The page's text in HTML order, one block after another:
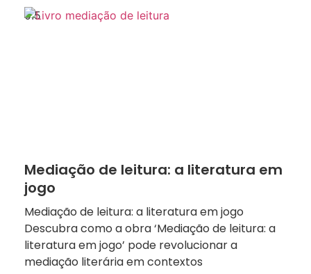
Mediação de leitura: a literatura em
jogo
Mediação de leitura: a literatura em jogo
Descubra como a obra ‘Mediação de leitura: a
literatura em jogo’ pode revolucionar a
mediação literária em contextos